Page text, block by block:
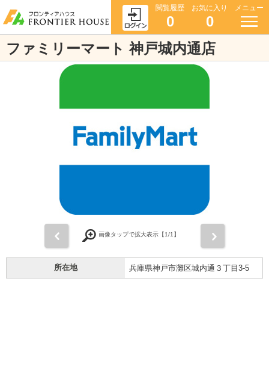
閲覧履歴
0
お気に入り
0
メニュー
ファミリーマート 神戸城内通店
画像タップで拡大表示【1/1】
所在地 兵庫県神戸市灘区城内通３丁目3-5